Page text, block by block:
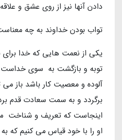
دادن آنها نیز از روی عشق و
تواب بودن خداوند به چه
یکی از نعمت هایی که خدا برای
توبه و بازگشت به سوی
آلوده و معصیت کار باشد باز
برگردد و به سمت سعادت قدم
اینجاست که تعریف و شناخت
او را با خود قیاس می کنیم که